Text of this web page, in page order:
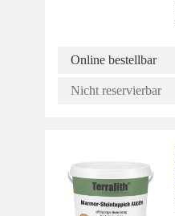
Online bestellbar
Nicht reservierbar